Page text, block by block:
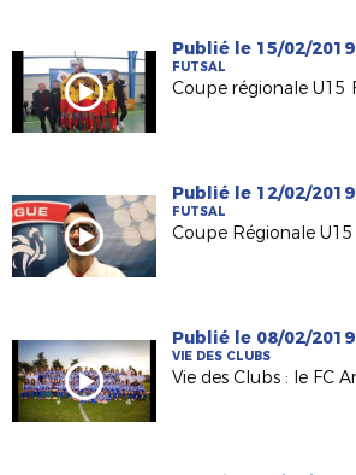
Publié le 15/02/2019
FUTSAL
Publié le 12/02/2019
FUTSAL
Publié le 08/02/2019
VIE DES CLUBS